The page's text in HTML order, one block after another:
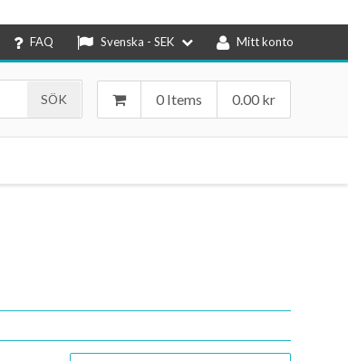
FAQ Svenska - SEK Mitt konto
0 Items 0.00 kr